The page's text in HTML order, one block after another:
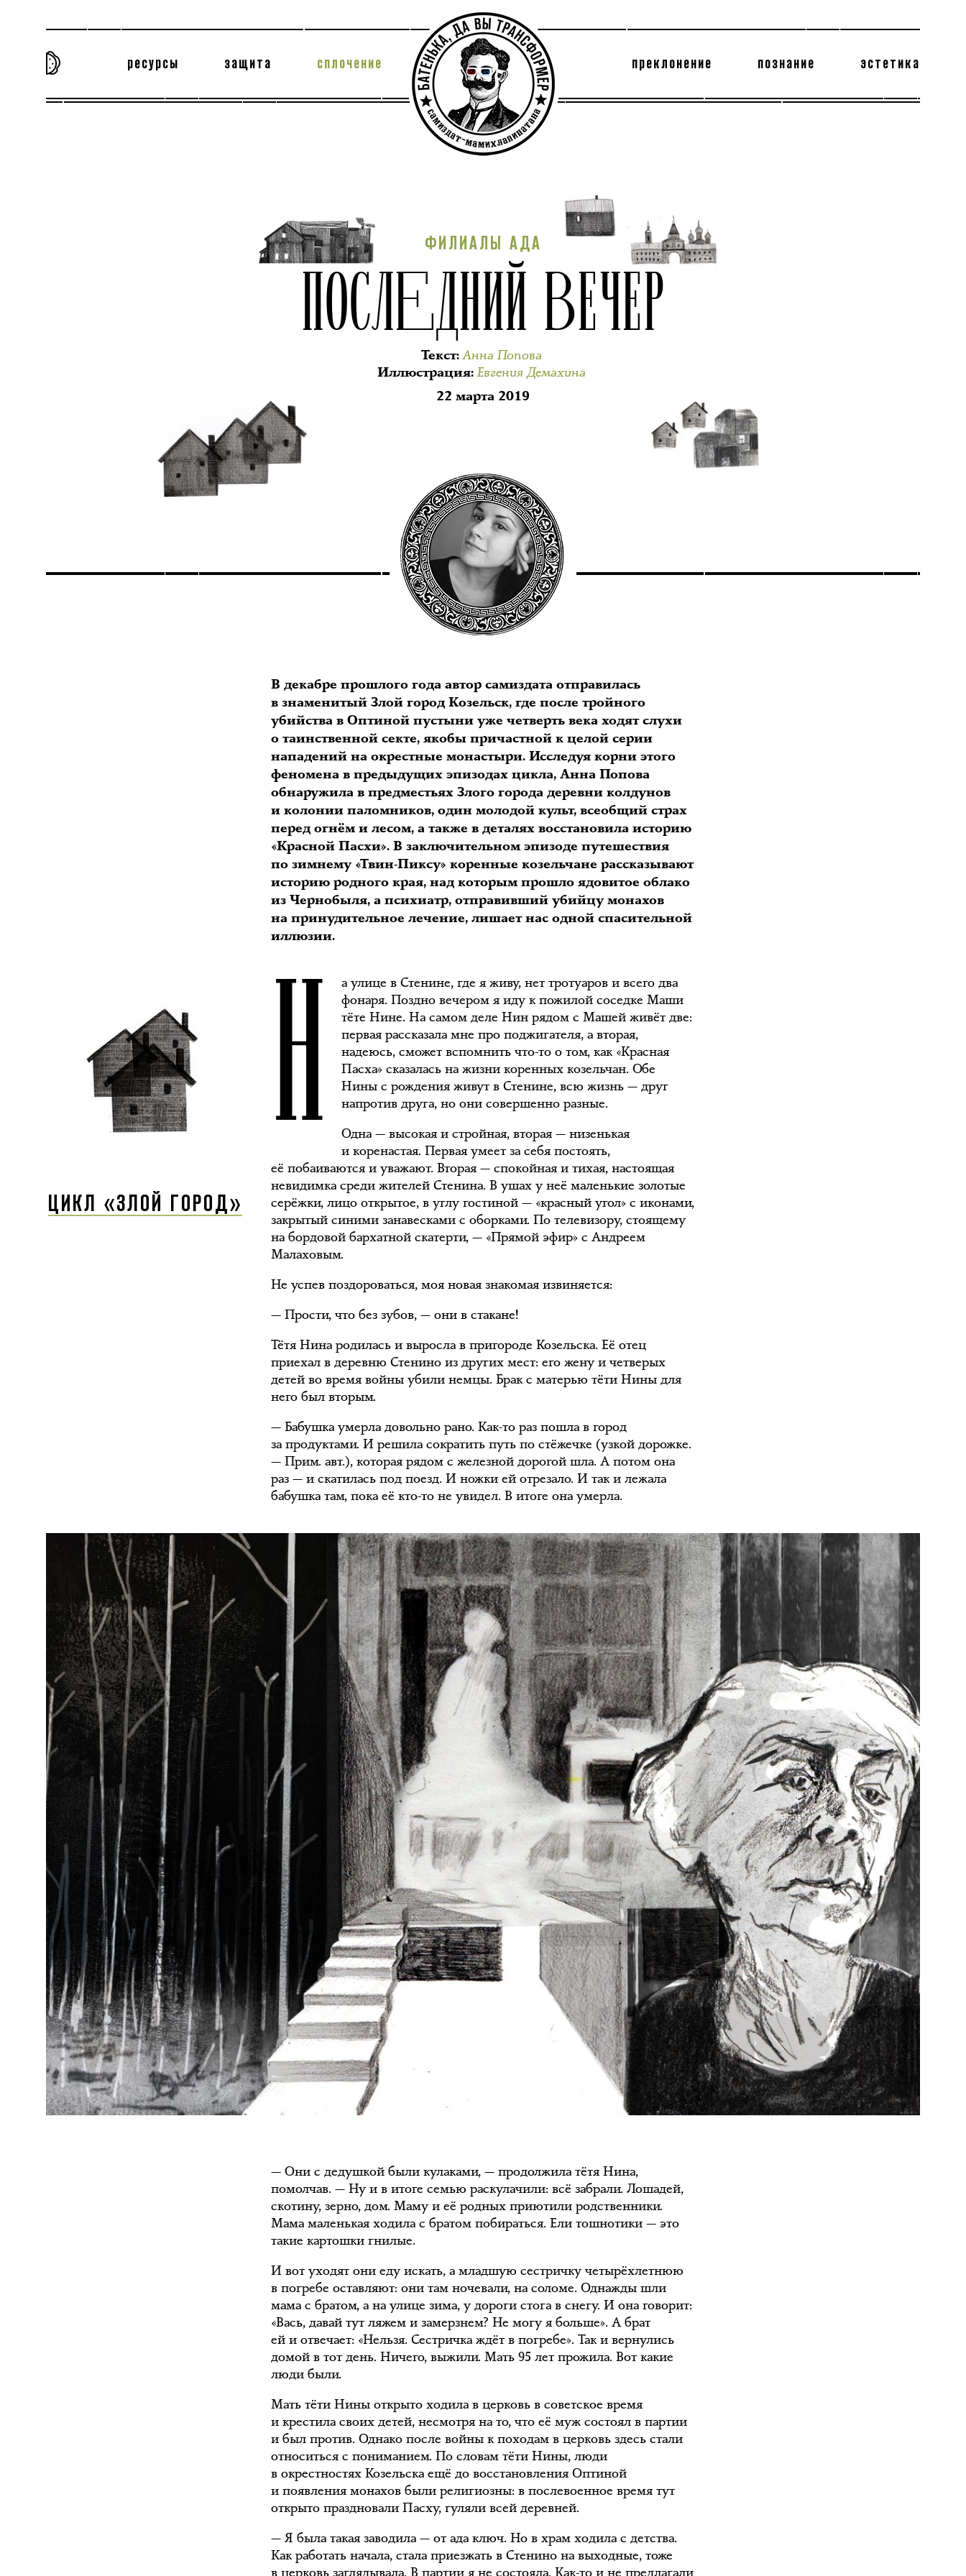
ресурсы защита сплочение преклонение познание эстетика
ФИЛИАЛЫ АДА
ПОСЛЕДНИЙ ВЕЧЕР
Текст:Анна Попова
Иллюстрация:Евгения Демахина
22 марта 2019
В декабре прошлого года автор самиздата отправилась
в знаменитый Злой город Козельск, где после тройного
убийства в Оптиной пустыни уже четверть века ходят слухи
о таинственной секте, якобы причастной к целой серии
нападений на окрестные монастыри. Исследуя корни этого
феномена в предыдущих эпизодах цикла, Анна Попова
обнаружила в предместьях Злого города деревни колдунов
и колонии паломников, один молодой культ, всеобщий страх
перед огнём и лесом, а также в деталях восстановила историю
«Красной Пасхи». В заключительном эпизоде путешествия
по зимнему «Твин-Пиксу» коренные козельчане рассказывают
историю родного края, над которым прошло ядовитое облако
из Чернобыля, а психиатр, отправивший убийцу монахов
на принудительное лечение, лишает нас одной спасительной
иллюзии.
ЦИКЛ «ЗЛОЙ ГОРОД»
Н
а улице в Стенине, где я живу, нет тротуаров и всего два
фонаря. Поздно вечером я иду к пожилой соседке Маши
тёте Нине. На самом деле Нин рядом с Машей живёт две:
первая рассказала мне про поджигателя, а вторая,
надеюсь, сможет вспомнить что-то о том, как «Красная
Пасха» сказалась на жизни коренных козельчан. Обе
Нины с рождения живут в Стенине, всю жизнь — друг
напротив друга, но они совершенно разные.
Одна — высокая и стройная, вторая — низенькая
и коренастая. Первая умеет за себя постоять,
её побаиваются и уважают. Вторая — спокойная и тихая, настоящая
невидимка среди жителей Стенина. В ушах у неё маленькие золотые
серёжки, лицо открытое, в углу гостиной — «красный угол» с иконами,
закрытый синими занавесками с оборками. По телевизору, стоящему
на бордовой бархатной скатерти, — «Прямой эфир» с Андреем
Малаховым.
Не успев поздороваться, моя новая знакомая извиняется:
— Прости, что без зубов, — они в стакане!
Тётя Нина родилась и выросла в пригороде Козельска. Её отец
приехал в деревню Стенино из других мест: его жену и четверых
детей во время войны убили немцы. Брак с матерью тёти Нины для
него был вторым.
— Бабушка умерла довольно рано. Как-то раз пошла в город
за продуктами. И решила сократить путь по стёжечке (узкой дорожке.
— Прим. авт.), которая рядом с железной дорогой шла. А потом она
раз — и скатилась под поезд. И ножки ей отрезало. И так и лежала
бабушка там, пока её кто-то не увидел. В итоге она умерла.
— Они с дедушкой были кулаками, — продолжила тётя Нина,
помолчав. — Ну и в итоге семью раскулачили: всё забрали. Лошадей,
скотину, зерно, дом. Маму и её родных приютили родственники.
Мама маленькая ходила с братом побираться. Ели тошнотики — это
такие картошки гнилые.
И вот уходят они еду искать, а младшую сестричку четырёхлетнюю
в погребе оставляют: они там ночевали, на соломе. Однажды шли
мама с братом, а на улице зима, у дороги стога в снегу. И она говорит:
«Вась, давай тут ляжем и замерзнем? Не могу я больше». А брат
ей и отвечает: «Нельзя. Сестричка ждёт в погребе». Так и вернулись
домой в тот день. Ничего, выжили. Мать 95 лет прожила. Вот какие
люди были.
Мать тёти Нины открыто ходила в церковь в советское время
и крестила своих детей, несмотря на то, что её муж состоял в партии
и был против. Однако после войны к походам в церковь здесь стали
относиться с пониманием. По словам тёти Нины, люди
в окрестностях Козельска ещё до восстановления Оптиной
и появления монахов были религиозны: в послевоенное время тут
открыто праздновали Пасху, гуляли всей деревней.
— Я была такая заводила — от ада ключ. Но в храм ходила с детства.
Как работать начала, стала приезжать в Стенино на выходные, тоже